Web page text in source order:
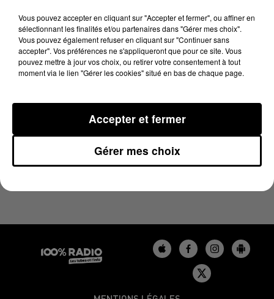
29 juin 2023 - 4 min 19 sec
LES INFOS DU GERS DU 29/06/2023 À 08H00
Vous pouvez accepter en cliquant sur "Accepter et fermer", ou affiner en
sélectionnant les finalités et/ou partenaires dans "Gérer mes choix".
Vous pouvez également refuser en cliquant sur "Continuer sans
accepter". Vos préférences ne s'appliqueront que pour ce site. Vous
pouvez mettre à jour vos choix, ou retirer votre consentement à tout
moment via le lien "Gérer les cookies" situé en bas de chaque page.
Gérer mes choix
Accepter et fermer